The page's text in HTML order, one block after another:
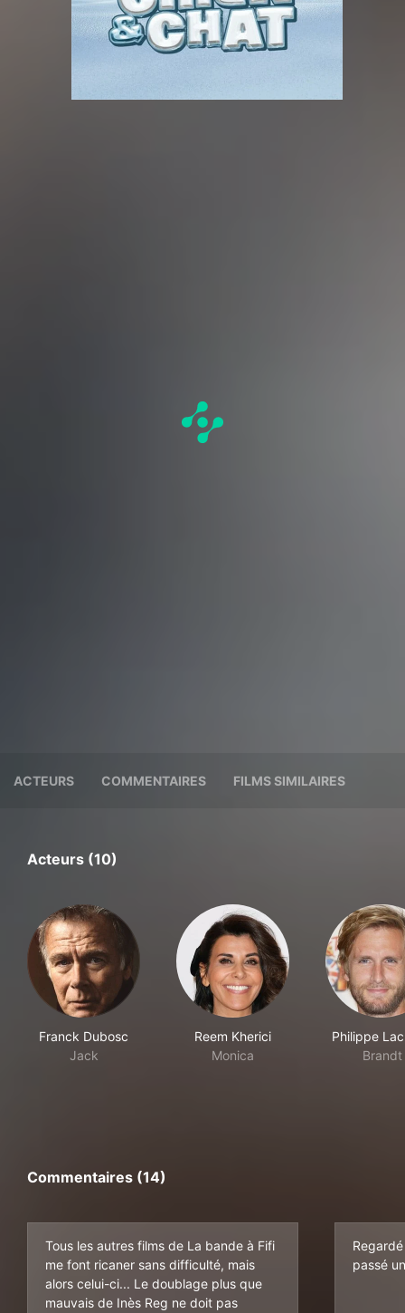
ACTEURS COMMENTAIRES FILMS SIMILAIRES
Acteurs (10)
Franck Dubosc
Jack
Reem Kherici
Monica
Philippe
Brandt
Commentaires (14)
Tous les autres films de La bande à Fifi
me font ricaner sans difficulté, mais
alors celui-ci... Le doublage plus que
mauvais de Inès Reg ne doit pas
passé